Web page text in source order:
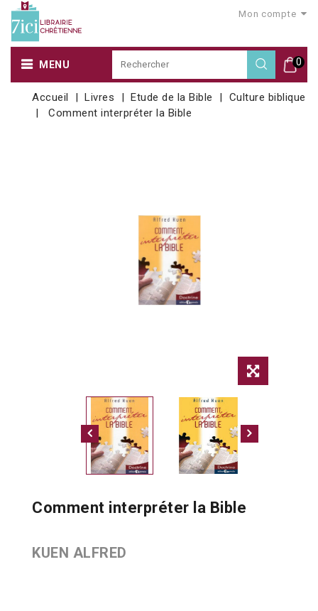
Mon compte
0
MENU
Accueil Livres Etude de la Bible
Culture biblique
Comment interpréter la Bible
Comment interpréter la Bible
KUEN ALFRED